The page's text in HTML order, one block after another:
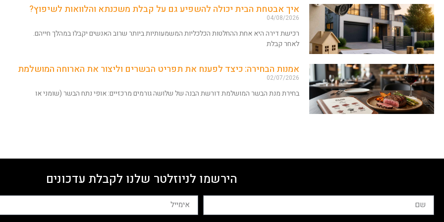
איך אבטחת הבית יכולה להשפיע גם על קבלת משכנתא והלוואות לשיפוץ?
04/08/2026
רכישת דירה היא אחת ההחלטות הכלכליות המשמעותיות ביותר שרוב האנשים יקבלו במהלך חייהם.
לאחר קבלת
אמנות הבחירה: כיצד לפענח את תפריט הבשרים וליצור את הארוחה המושלמת
02/07/2026
בחירת מנת הבשר המושלמת דורשת הבנה של שלושה גורמים מרכזיים: אופי נתח הבשר (שומני או
הירשמו לניוזלטר שלנו לקבלת עדכונים